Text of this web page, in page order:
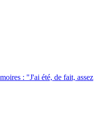
: "J'ai été, de fait, assez